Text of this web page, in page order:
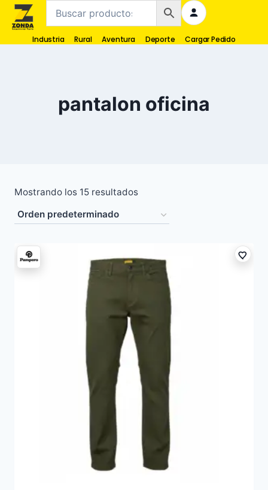
Industria Rural Aventura Deporte Cargar Pedido
pantalon oficina
Mostrando los 15 resultados